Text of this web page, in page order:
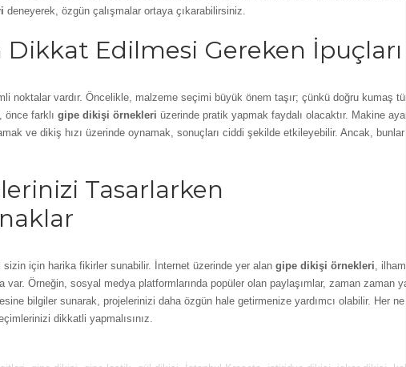
deneyerek, özgün çalışmalar ortaya çıkarabilirsiniz.
Edilmesi Gereken İpuçları
noktalar vardır. Öncelikle, malzeme seçimi büyük önem taşır; çünkü doğru kumaş
önce farklı gipe dikişi örnekleri üzerinde pratik yapmak faydalı olacaktır. Makine
ve dikiş hızı üzerinde oynamak, sonuçları ciddi şekilde etkileyebilir. Ancak, bunlar
Tasarlarken
için harika fikirler sunabilir. İnternet üzerinde yer alan gipe dikişi örnekleri, ilham
Örneğin, sosyal medya platformlarında popüler olan paylaşımlar, zaman zaman
bilgiler sunarak, projelerinizi daha özgün hale getirmenize yardımcı olabilir. Her
dikkatli yapmalısınız.